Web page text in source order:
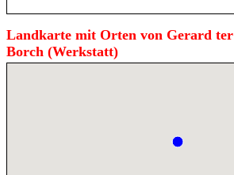
Landkarte mit Orten von Gerard ter
Borch (Werkstatt)